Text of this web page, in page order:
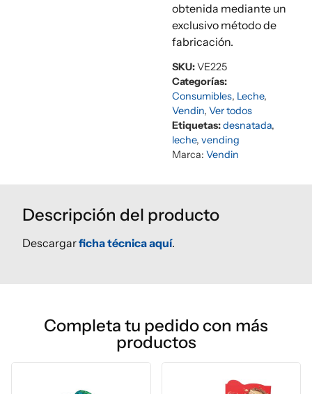
obtenida mediante un
exclusivo método de
fabricación.
SKU:VE225
Categorías:
Consumibles, Leche,
Vendin,Ver todos
Etiquetas:desnatada,
leche,vending
Marca:Vendin
Descripción del producto
Descargarficha técnica aquí.
Completa tu pedido con más
productos